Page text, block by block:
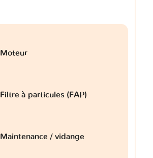
Moteur
Filtre à particules (FAP)
Maintenance / vidange